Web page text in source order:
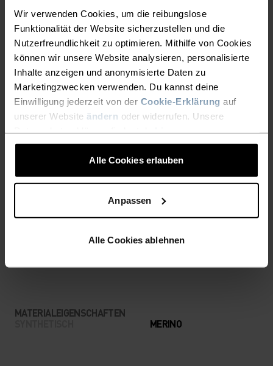
Wir verwenden Cookies, um die reibungslose
Funktionalität der Website sicherzustellen und die
Nutzerfreundlichkeit zu optimieren. Mithilfe von Cookies
können wir unsere Website analysieren, personalisierte
Inhalte anzeigen und anonymisierte Daten zu
Marketingzwecken verwenden. Du kannst deine
Einwilligung jederzeit von der Cookie-Erklärung auf
unserer Website ändern oder widerrufen. Unsere
Alle Cookies erlauben
Anpassen
Alle Cookies ablehnen
hochentwickelte Material wirkt nicht nur von
Natur aus wärmeregulierend, sondern auch
antimikrobiell – es hemmt Bakterien und
unangenehme Gerüche, wenn du schwitzt. Du
wirst diese bequeme und vielseitige Panty aus
Naturfasern lieben.
AKTIVITÄTSNIVEAU
NIEDRIG HOCH
MATERIALEIGENSCHAFTEN
MERINO